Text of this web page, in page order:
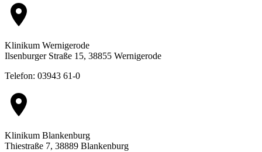
location_on
Klinikum Wernigerode
Ilsenburger Straße 15, 38855 Wernigerode
Telefon: 03943 61-0
location_on
Klinikum Blankenburg
Thiestraße 7, 38889 Blankenburg